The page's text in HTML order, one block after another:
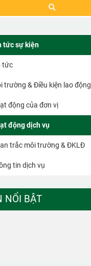
tức sự kiện
tức
trường & Điều kiện lao động
động của đơn vị
động dịch vụ
trắc môi trường & ĐKLĐ
tin dịch vụ
NỔI BẬT